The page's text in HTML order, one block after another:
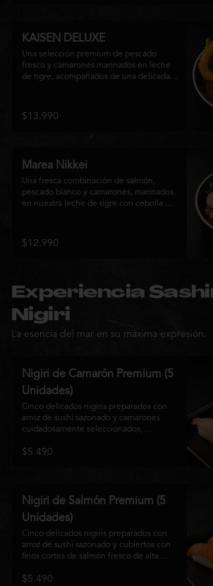
KAISEN DELUXE
Una selección premium de pescado
fresco y camarones marinados en leche
de tigre, acompañados de una delicada
que combina frescura, textura y
elegancia en cada bocado.
$13.990
Marea Nikkei
Una fresca combinación de salmón,
pescado blanco y camarones, marinados
en nuestra leche de tigre con cebolla
para una experiencia Nikkei llena de
frescura, equilibrio y sabor.
$12.990
Experiencia
Nigiri
La esencia del mar en su máxima expresión.
Nigiri de Camarón Premium (5
Unidades)
Cinco delicados nigiris preparados con
arroz de sushi sazonado y camarones
cuidadosamente seleccionados,
Su textura suave, frescura y sabor natural
$5.490
Nigiri de Salmón Premium (5
Unidades)
Cinco delicados nigiris preparados con
arroz de sushi sazonado y cubiertos con
finos cortes de salmón fresco de alta
gastronomía japonesa que destaca por su
$5.490